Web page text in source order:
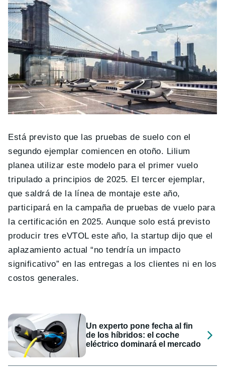
Está previsto que las pruebas de suelo con el
segundo ejemplar comiencen en otoño. Lilium
planea utilizar este modelo para el primer vuelo
tripulado a principios de 2025. El tercer ejemplar,
que saldrá de la línea de montaje este año,
participará en la campaña de pruebas de vuelo para
la certificación en 2025. Aunque solo está previsto
producir tres eVTOL este año, la startup dijo que el
aplazamiento actual “no tendría un impacto
significativo” en las entregas a los clientes ni en los
costos generales.
Un experto pone fecha al fin
de los híbridos: el coche
eléctrico dominará el mercado